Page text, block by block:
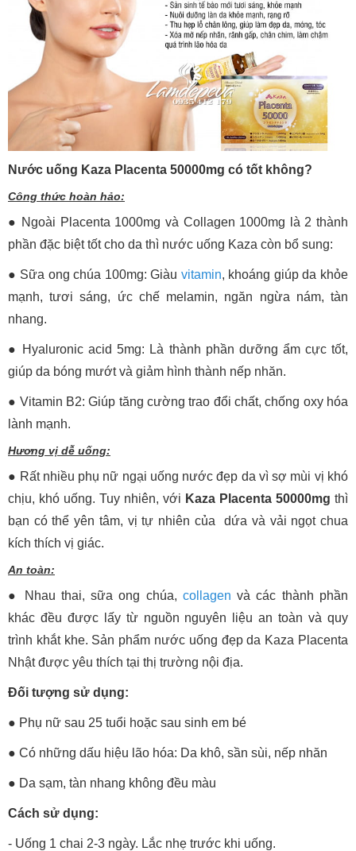
Nước uống Kaza Placenta 50000mg có tốt không?
Công thức hoàn hảo:
● Ngoài Placenta 1000mg và Collagen 1000mg là 2 thành
phần đặc biệt tốt cho da thì nước uống Kaza còn bổ sung:
● Sữa ong chúa 100mg: Giàu vitamin, khoáng giúp da khỏe
mạnh, tươi sáng, ức chế melamin, ngăn ngừa nám, tàn
nhang.
● Hyaluronic acid 5mg: Là thành phần dưỡng ẩm cực tốt,
giúp da bóng mướt và giảm hình thành nếp nhăn.
● Vitamin B2: Giúp tăng cường trao đổi chất, chống oxy hóa
lành mạnh.
Hương vị dễ uống:
● Rất nhiều phụ nữ ngại uống nước đẹp da vì sợ mùi vị khó
chịu, khó uống. Tuy nhiên, với Kaza Placenta 50000mg thì
bạn có thể yên tâm, vị tự nhiên của dứa và vải ngọt chua
kích thích vị giác.
An toàn:
● Nhau thai, sữa ong chúa, collagen và các thành phần
khác đều được lấy từ nguồn nguyên liệu an toàn và quy
trình khắt khe. Sản phẩm nước uống đẹp da Kaza Placenta
Nhật được yêu thích tại thị trường nội địa.
Đối tượng sử dụng:
● Phụ nữ sau 25 tuổi hoặc sau sinh em bé
● Có những dấu hiệu lão hóa: Da khô, sần sùi, nếp nhăn
● Da sạm, tàn nhang không đều màu
Cách sử dụng:
- Uống 1 chai 2-3 ngày. Lắc nhẹ trước khi uống.